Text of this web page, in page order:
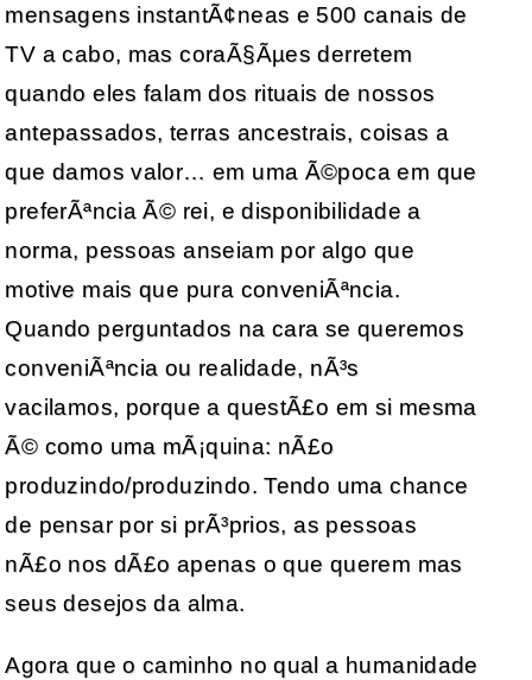
mensagens instantÃ¢neas e 500 canais de
TV a cabo, mas coraÃ§Ãµes derretem
quando eles falam dos rituais de nossos
antepassados, terras ancestrais, coisas a
que damos valor… em uma Ã©poca em que
preferÃªncia Ã© rei, e disponibilidade a
norma, pessoas anseiam por algo que
motive mais que pura conveniÃªncia.
Quando perguntados na cara se queremos
conveniÃªncia ou realidade, nÃ³s
vacilamos, porque a questÃ£o em si mesma
Ã© como uma mÃ¡quina: nÃ£o
produzindo/produzindo. Tendo uma chance
de pensar por si prÃ³prios, as pessoas
nÃ£o nos dÃ£o apenas o que querem mas
seus desejos da alma.
Agora que o caminho no qual a humanidade